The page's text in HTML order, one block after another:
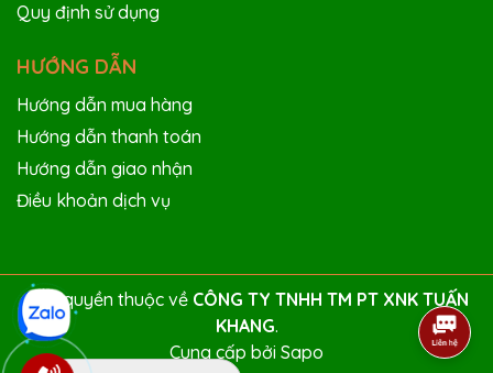
Quy định sử dụng
HƯỚNG DẪN
Hướng dẫn mua hàng
Hướng dẫn thanh toán
Hướng dẫn giao nhận
Điều khoản dịch vụ
Bản quyền thuộc về CÔNG TY TNHH TM PT XNK TUẤN
KHANG.
Cung cấp bởi Sapo